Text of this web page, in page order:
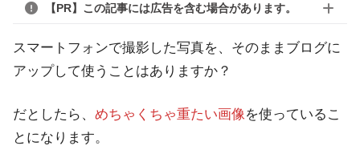
【PR】この記事には広告を含む場合があります。
スマートフォンで撮影した写真を、そのままブログに
アップして使うことはありますか？
だとしたら、 めちゃくちゃ重たい画像を使っているこ
とになります。